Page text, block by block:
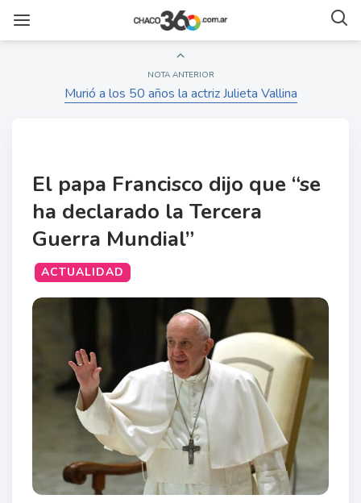
NOTA ANTERIOR
Murió a los 50 años la actriz Julieta Vallina
El papa Francisco dijo que “se
ha declarado la Tercera
Guerra Mundial”
ACTUALIDAD